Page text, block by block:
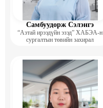
Самбуудорж Сэлэнгэ
“Азтай ирээдүйн эзэд” ХАБЭА-н
сургалтын төвийн захирал